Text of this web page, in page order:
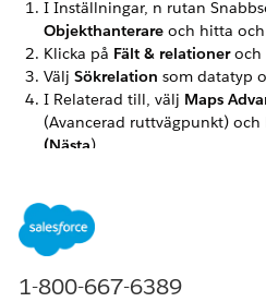
I Inställningar, n rutan
Objekthanterare och hitta
Klicka på Fält & relationeroch
Välj Sökrelation som datatyp
I Relaterad till, välj Maps
(Avancerad ruttvägpunkt) och
(Nästa).
Klicka på
Välj fältnivåsäkerhet,
och spara sedan dina
1-800-667-6389